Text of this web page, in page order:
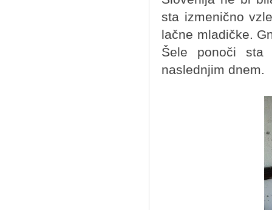
sta izmenično
lačne mladičke.
Šele ponoči
naslednjim dnem.